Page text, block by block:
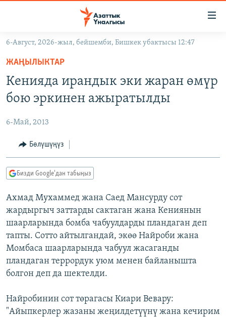
Навигацияга
өтүңүз
Издөөгө
салыңыз
ЭКОНОМИКА
МАДАНИЯТ
ДҮЙНӨ
БОРБОР АЗИЯ
УКРАИНА
АТАЙЫН ИЛИКТӨӨ
ТВ ПРОГРАММАЛАР
ЭКСПЕРТТЕР ТАЛДАЙТ
БИЗ ЖАНА ДҮЙНӨ
ДАНИСТЕ
ЭЖЕ-СИҢДИЛЕР
ЫҢГАЙСЫЗ СУРООЛОР
ӨЗГӨЧӨ ПИКИР
Русский
ОНЛАЙН ШЕРИНЕ
ЭЕ/АРнун бардык сайттары
6-Август, 2026-жыл, бейшемби, Бишкек убактысы 12:47
ЖАҢЫЛЫКТАР
Кенияда ирандык эки жаран өмүр
бою эркинен ажыратылды
6-Май, 2013
Бөлүшүңүз
Бизди Google'дан табыңыз
Ахмад Мухаммед жана Саед Мансурду сот
жардыргыч заттарды сактаган жана Кениянын
шаарларында бомба чабуулдарды пландаган деп
тапты. Сотто айтылгандай, экөө Найроби жана
Момбаса шаарларында чабуул жасаганды
пландаган террордук уюм менен байланышта
болгон деп да шектелди.
Найробинин сот төрагасы Киари Вевару:
"Айыпкерлер жазаны жеңилдетүүнү жана кечирим